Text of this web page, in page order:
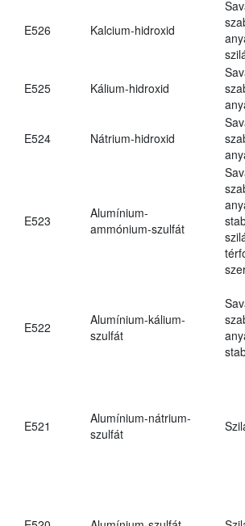
E526 Kalcium-hidroxid
E525 Kálium-hidroxid
E524 Nátrium-hidroxid
E523
Alumínium-
ammónium-szulfát
E522
Alumínium-kálium-
szulfát
E521
Alumínium-nátrium-
szulfát